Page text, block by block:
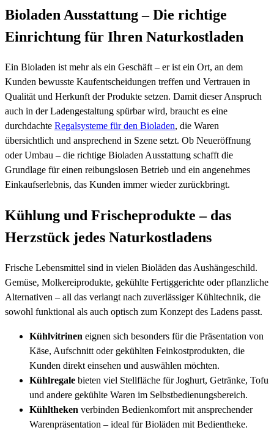
Bioladen Ausstattung – Die richtige
Einrichtung für Ihren Naturkostladen
Ein Bioladen ist mehr als ein Geschäft – er ist ein Ort, an dem
Kunden bewusste Kaufentscheidungen treffen und Vertrauen in
Qualität und Herkunft der Produkte setzen. Damit dieser Anspruch
auch in der Ladengestaltung spürbar wird, braucht es eine
durchdachte Regalsysteme für den Bioladen, die Waren
übersichtlich und ansprechend in Szene setzt. Ob Neueröffnung
oder Umbau – die richtige Bioladen Ausstattung schafft die
Grundlage für einen reibungslosen Betrieb und ein angenehmes
Einkaufserlebnis, das Kunden immer wieder zurückbringt.
Kühlung und Frischeprodukte – das
Herzstück jedes Naturkostladens
Frische Lebensmittel sind in vielen Bioläden das Aushängeschild.
Gemüse, Molkereiprodukte, gekühlte Fertiggerichte oder pflanzliche
Alternativen – all das verlangt nach zuverlässiger Kühltechnik, die
sowohl funktional als auch optisch zum Konzept des Ladens passt.
Kühlvitrinen eignen sich besonders für die Präsentation von
Käse, Aufschnitt oder gekühlten Feinkostprodukten, die
Kunden direkt einsehen und auswählen möchten.
Kühlregale bieten viel Stellfläche für Joghurt, Getränke, Tofu
und andere gekühlte Waren im Selbstbedienungsbereich.
Kühltheken verbinden Bedienkomfort mit ansprechender
Warenpräsentation – ideal für Bioläden mit Bedientheke.